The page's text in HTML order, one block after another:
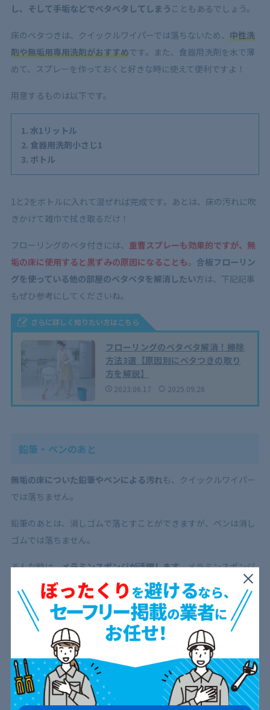
し、そして手垢などでベタベタしてしまう こともあるでしょう。
床のベタつきは、クイックルワイパーでは落ちないため、 中性洗
剤や無垢用専用洗剤がおすすめです。また、食器用洗剤を水で薄
めて、スプレーを作っておくと好きな時に使えて便利ですよ！
用意するものは以下です。
水1リットル
食器用洗剤小さじ1
ボトル
1と2をボトルに入れて混ぜれば完成です。あとは、床の汚れに吹
きかけて雑巾で拭き取るだけ！
フローリングのベタ付きには、 重曹スプレーも効果的ですが、無
垢の床に使用すると黒ずみの原因になることも。 合板フローリン
グを使っている他の部屋のベタベタを解消したい方は、下記記事
もぜひ参考にしてくださいね。
さらに詳しく知りたい方はこちら
フローリングのベタベタ解消！掃除
方法3選【原因別にベタつきの取り
方を解説】
2023.06.17 2025.09.26
鉛筆・ペンのあと
無垢の床についた鉛筆やペンによる汚れも、クイックルワイパー
では落ちません。
鉛筆のあとは、消しゴムで落とすことができますが、ペンは消し
ゴムでは落ちません。
そんな時は、メラミンスポンジが活躍します。メラミンスポンジ
に水を含ませて、軽く擦るだけでペンの汚れもすっきり落ちま
す。
ただし、
表面にワックスがほどこされている無垢の床は、ワック
スが剥がれてしまう
ためメラミンスポンジの使用を控えましょ
う。メラミンスポンジの使い方や注意点は、下記記事で詳しく解
説していますので、あわせてご覧ください。
さらに詳しく知りたい方はこちら